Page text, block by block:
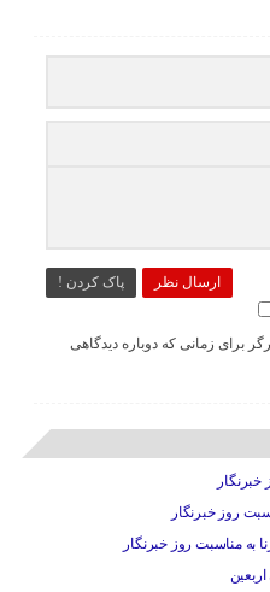
ارسال نظر پاک کردن !
برای زمانی که دوباره دیدگاهی
خبرنگار
روز خبرنگار
به مناسبت روز خبرنگار